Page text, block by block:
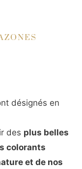
désignés en
des plus belles
colorants
et de nos